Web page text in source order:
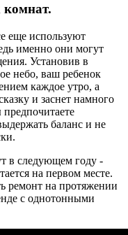
комнат.
еще используют
именно они могут
Установив в
небо, ваш ребенок
каждое утро, а
и заснет намного
баланс и не
в следующем году -
на первом месте.
ремонт на протяжении
с однотонными